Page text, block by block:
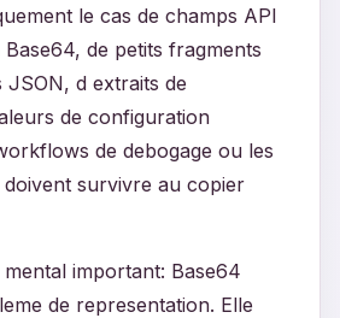
le cas de champs API
de petits fragments
JSON, d extraits de
de configuration
de debogage ou les
survivre au copier
important: Base64
de representation. Elle